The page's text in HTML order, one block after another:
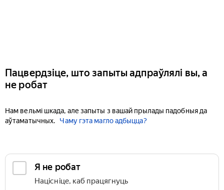
Пацвердзіце, што запыты адпраўлялі вы, а
не робат
Нам вельмі шкада, але запыты з вашай прылады падобныя да
аўтаматычных.
Чаму гэта магло адбыцца?
Я не робат
Націсніце, каб працягнуць